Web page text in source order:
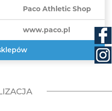
Paco Athletic Shop
www.paco.pl